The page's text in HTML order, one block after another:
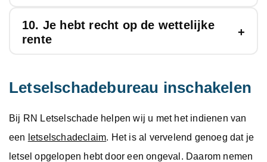
de ziektekostenverzekering niet vergoedt kun je
facturen. Ook moet duidelijk zijn dat het nodig was
deze kosten te maken.
brengen, op jouw kinderen passen, de hond
maar als je hen niet had gehad, dan had je iemand
moeten inhuren voor deze klussen.
Een ongeluk krijgen en letselschade oplopen
betekent ook pijn en verdriet lijden. Dit noemen we
Voor deze verdrietige omstandigheden maar
missen van een lichaamsdeel kun jesmartengeld
krijgen.
10. Je hebt recht op de wettelijke
rente
rente lopen. Heb je recht op een schadevergoeding
dan krijg je daarover de rente vanaf de dag van het
ongeval tot het moment dat jouw
schadevergoeding wordt uitgekeerd.
Letselschadebureau inschakelen
Bij RN Letselschade helpen wij u met het indienen van
een letselschadeclaim. Het is al vervelend genoeg dat je
letsel opgelopen hebt door een ongeval. Daarom nemen